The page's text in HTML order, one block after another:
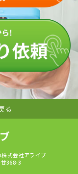
る
式会社アライブ
368-3